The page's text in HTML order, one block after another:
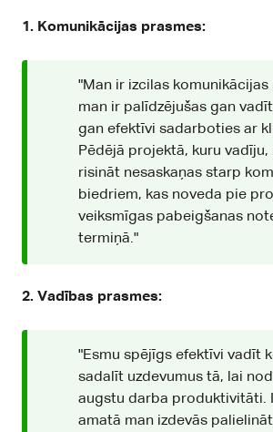
1. Komunikācijas prasmes:
"Man ir izcilas komunikācijas
man ir palīdzējušas gan
gan efektīvi sadarboties ar
Pēdējā projektā, kuru vadīju,
risināt nesaskaņas starp
biedriem, kas noveda pie
veiksmīgas pabeigšanas
termiņā."
2. Vadības prasmes:
"Esmu spējīgs efektīvi vadīt
sadalīt uzdevumus tā, lai
augstu darba produktivitāti.
amatā man izdevās